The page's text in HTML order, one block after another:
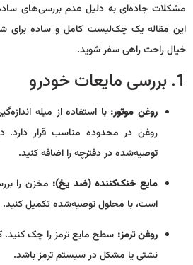
مشکلات جاده‌ای به دلیل عدم بررسی‌های
این مقاله یک چک‌لیست کامل و ساده برای شما
خیال راحت راهی سفر شوید.
1. بررسی مایعات خودرو
روغن موتور:با استفاده از میله
روغن در محدوده مناسب قرار دارد.
توصیه‌شده در دفترچه را اضافه کنید.
مایع خنک‌کننده (ضد یخ):مخزن را
است، با محلول توصیه‌شده تکمیل کنید.
روغن ترمز:سطح مایع ترمز را چک کنید.
نشتی یا مشکل در سیستم ترمز باشد.